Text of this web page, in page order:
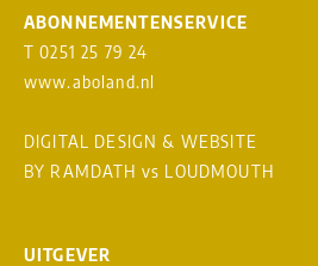
ABONNEMENTENSERVICE
T 0251 25 79 24
www.aboland.nl
DIGITAL DESIGN & WEBSITE
BY RAMDATH vs LOUDMOUTH
UITGEVER